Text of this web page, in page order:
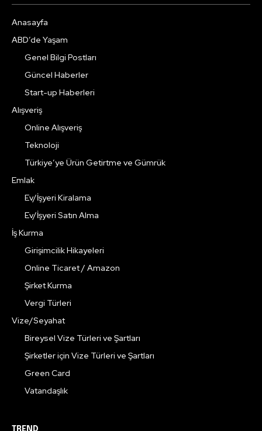
Anasayfa
ABD’de Yaşam
Genel Bilgi Postları
Güncel Haberler
Start-up Haberleri
Alışveriş
Online Alışveriş
Teknoloji
Türkiye’ye Ürün Getirtme ve Gümrük
Emlak
Ev/İşyeri Kiralama
Ev/İşyeri Satın Alma
İş Kurma
Girişimcilik Hikayeleri
Online Ticaret / Amazon
Şirket Kurma
Vergi Türleri
Vize/Seyahat
Bireysel Vize Türleri ve Şartları
Şirketler için Vize Türleri ve Şartları
Green Card
Vatandaşlık
TREND